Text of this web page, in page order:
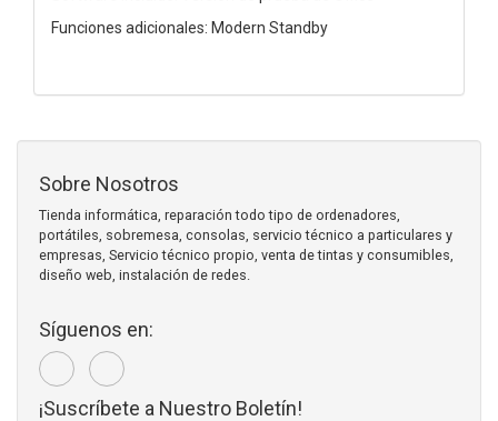
Funciones adicionales: Modern Standby
Sobre Nosotros
Tienda informática, reparación todo tipo de ordenadores,
portátiles, sobremesa, consolas, servicio técnico a particulares y
empresas, Servicio técnico propio, venta de tintas y consumibles,
diseño web, instalación de redes.
Síguenos en:
¡Suscríbete a Nuestro Boletín!